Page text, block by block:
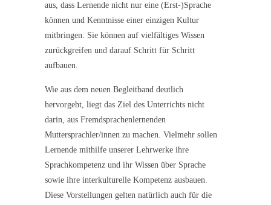
aus, dass Lernende nicht nur eine (Erst-)Sprache
können und Kenntnisse einer einzigen Kultur
mitbringen. Sie können auf vielfältiges Wissen
zurückgreifen und darauf Schritt für Schritt
aufbauen.
Wie aus dem neuen Begleitband deutlich
hervorgeht, liegt das Ziel des Unterrichts nicht
darin, aus Fremdsprachenlernenden
Muttersprachler/innen zu machen. Vielmehr sollen
Lernende mithilfe unserer Lehrwerke ihre
Sprachkompetenz und ihr Wissen über Sprache
sowie ihre interkulturelle Kompetenz ausbauen.
Diese Vorstellungen gelten natürlich auch für die